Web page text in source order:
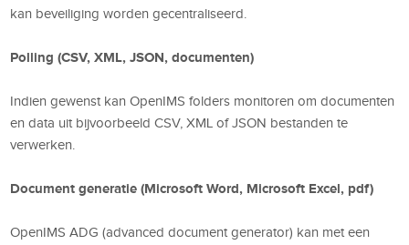
kan beveiliging worden gecentraliseerd.
Polling (CSV, XML, JSON, documenten)
Indien gewenst kan OpenIMS folders monitoren om documenten
en data uit bijvoorbeeld CSV, XML of JSON bestanden te
verwerken.
Document generatie (Microsoft Word, Microsoft Excel, pdf)
OpenIMS ADG (advanced document generator) kan met een